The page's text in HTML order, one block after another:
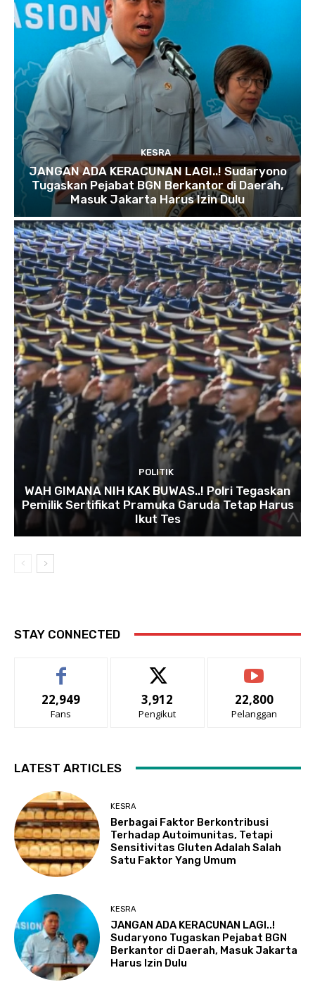
KESRA
JANGAN ADA KERACUNAN LAGI..! Sudaryono
Tugaskan Pejabat BGN Berkantor di Daerah,
Masuk Jakarta Harus Izin Dulu
POLITIK
WAH GIMANA NIH KAK BUWAS..! Polri Tegaskan
Pemilik Sertifikat Pramuka Garuda Tetap Harus
Ikut Tes
STAY CONNECTED
22,949
Fans
3,912
Pengikut
22,800
Pelanggan
LATEST ARTICLES
KESRA
Berbagai Faktor Berkontribusi
Terhadap Autoimunitas, Tetapi
Sensitivitas Gluten Adalah Salah
Satu Faktor Yang Umum
KESRA
JANGAN ADA KERACUNAN LAGI..!
Sudaryono Tugaskan Pejabat BGN
Berkantor di Daerah, Masuk Jakarta
Harus Izin Dulu